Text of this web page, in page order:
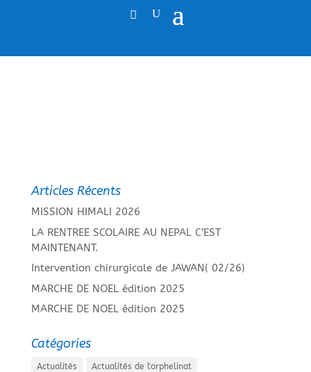
Articles Récents
MISSION HIMALI 2026
LA RENTREE SCOLAIRE AU NEPAL C’EST
MAINTENANT.
Intervention chirurgicale de JAWAN( 02/26)
MARCHE DE NOEL édition 2025
MARCHE DE NOEL édition 2025
Catégories
Actualités Actualités de l'orphelinat